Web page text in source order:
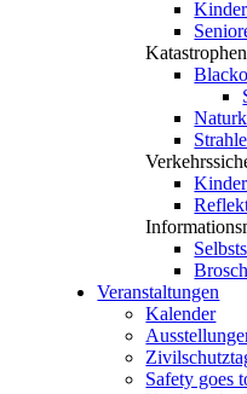
Veranstaltungen
Kalender
Safety goes